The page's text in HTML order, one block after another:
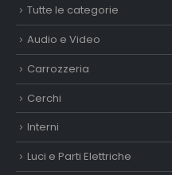
Tutte le categorie
Audio e Video
Carrozzeria
Cerchi
Interni
Luci e Parti Elettriche